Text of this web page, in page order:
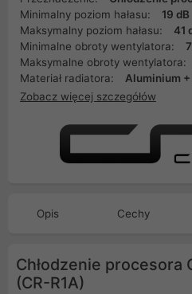
Minimalny poziom hałasu:
19 dB
Maksymalny poziom hałasu:
41
Minimalne obroty wentylatora:
Maksymalne obroty wentylatora:
Materiał radiatora:
Aluminium
Zobacz więcej szczegółów
Opis Cechy
Chłodzenie procesora
(CR-R1A)